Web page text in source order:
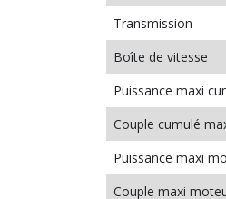
Transmission
Boîte de vitesse
Puissance maxi
Couple cumulé
Puissance maxi
Couple maxi